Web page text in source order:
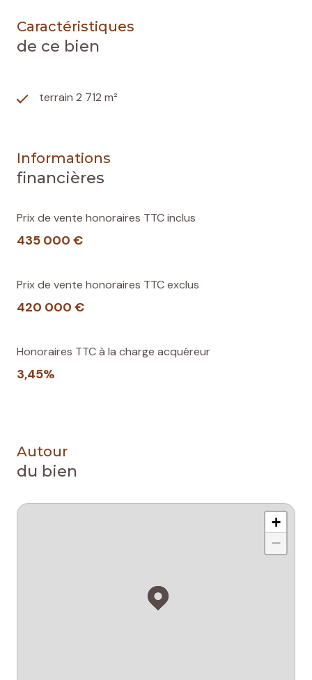
Caractéristiques
de ce bien
terrain 2 712 m²
Informations
financières
Prix de vente honoraires TTC inclus
435 000 €
Prix de vente honoraires TTC exclus
420 000 €
Honoraires TTC à la charge acquéreur
3,45%
Autour
du bien
+
−